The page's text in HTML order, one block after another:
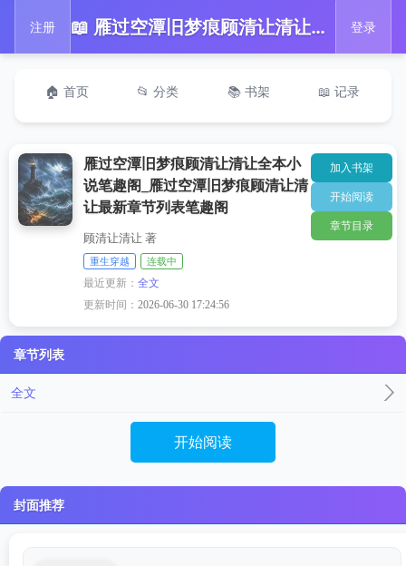
注册 📖 雁过空潭旧梦痕顾清让清让全本小说笔趣阁_雁过空潭旧梦痕顾清让清让最新章节列表笔趣阁 登录
🏠 首页 📂 分类 📚 书架 📖 记录
雁过空潭旧梦痕顾清让清让全本小
说笔趣阁_雁过空潭旧梦痕顾清让清
让最新章节列表笔趣阁
顾清让清让 著
重生穿越 连载中
最近更新：全文
更新时间：2026-06-30 17:24:56
加入书架
开始阅读
章节目录
章节列表
全文
开始阅读
封面推荐